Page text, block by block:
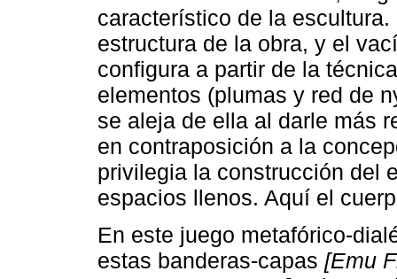
característico de la
estructura de la obra, y el
configura a partir de la
elementos (plumas y red de
se aleja de ella al darle más
en contraposición a la
privilegia la construcción del
espacios llenos. Aquí el
En este juego metafórico-
estas banderas-capas [Emu